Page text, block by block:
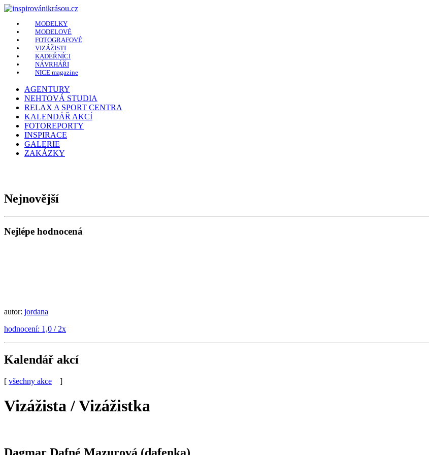
MODELKY
MODELOVÉ
FOTOGRAFOVÉ
VIZÁŽISTI
KADEŘNÍCI
NÁVRHÁŘI
NICE magazine
AGENTURY
NEHTOVÁ STUDIA
RELAX A SPORT CENTRA
KALENDÁŘ AKCÍ
FOTOREPORTY
INSPIRACE
GALERIE
ZAKÁZKY
Nejnovější
Nejlépe hodnocená
autor: jordana
hodnocení: 1,0 / 2x
Kalendář akcí
[ všechny akce ]
Vizážista / Vizážistka
Dagmar Dafné Mazurová (dafenka)